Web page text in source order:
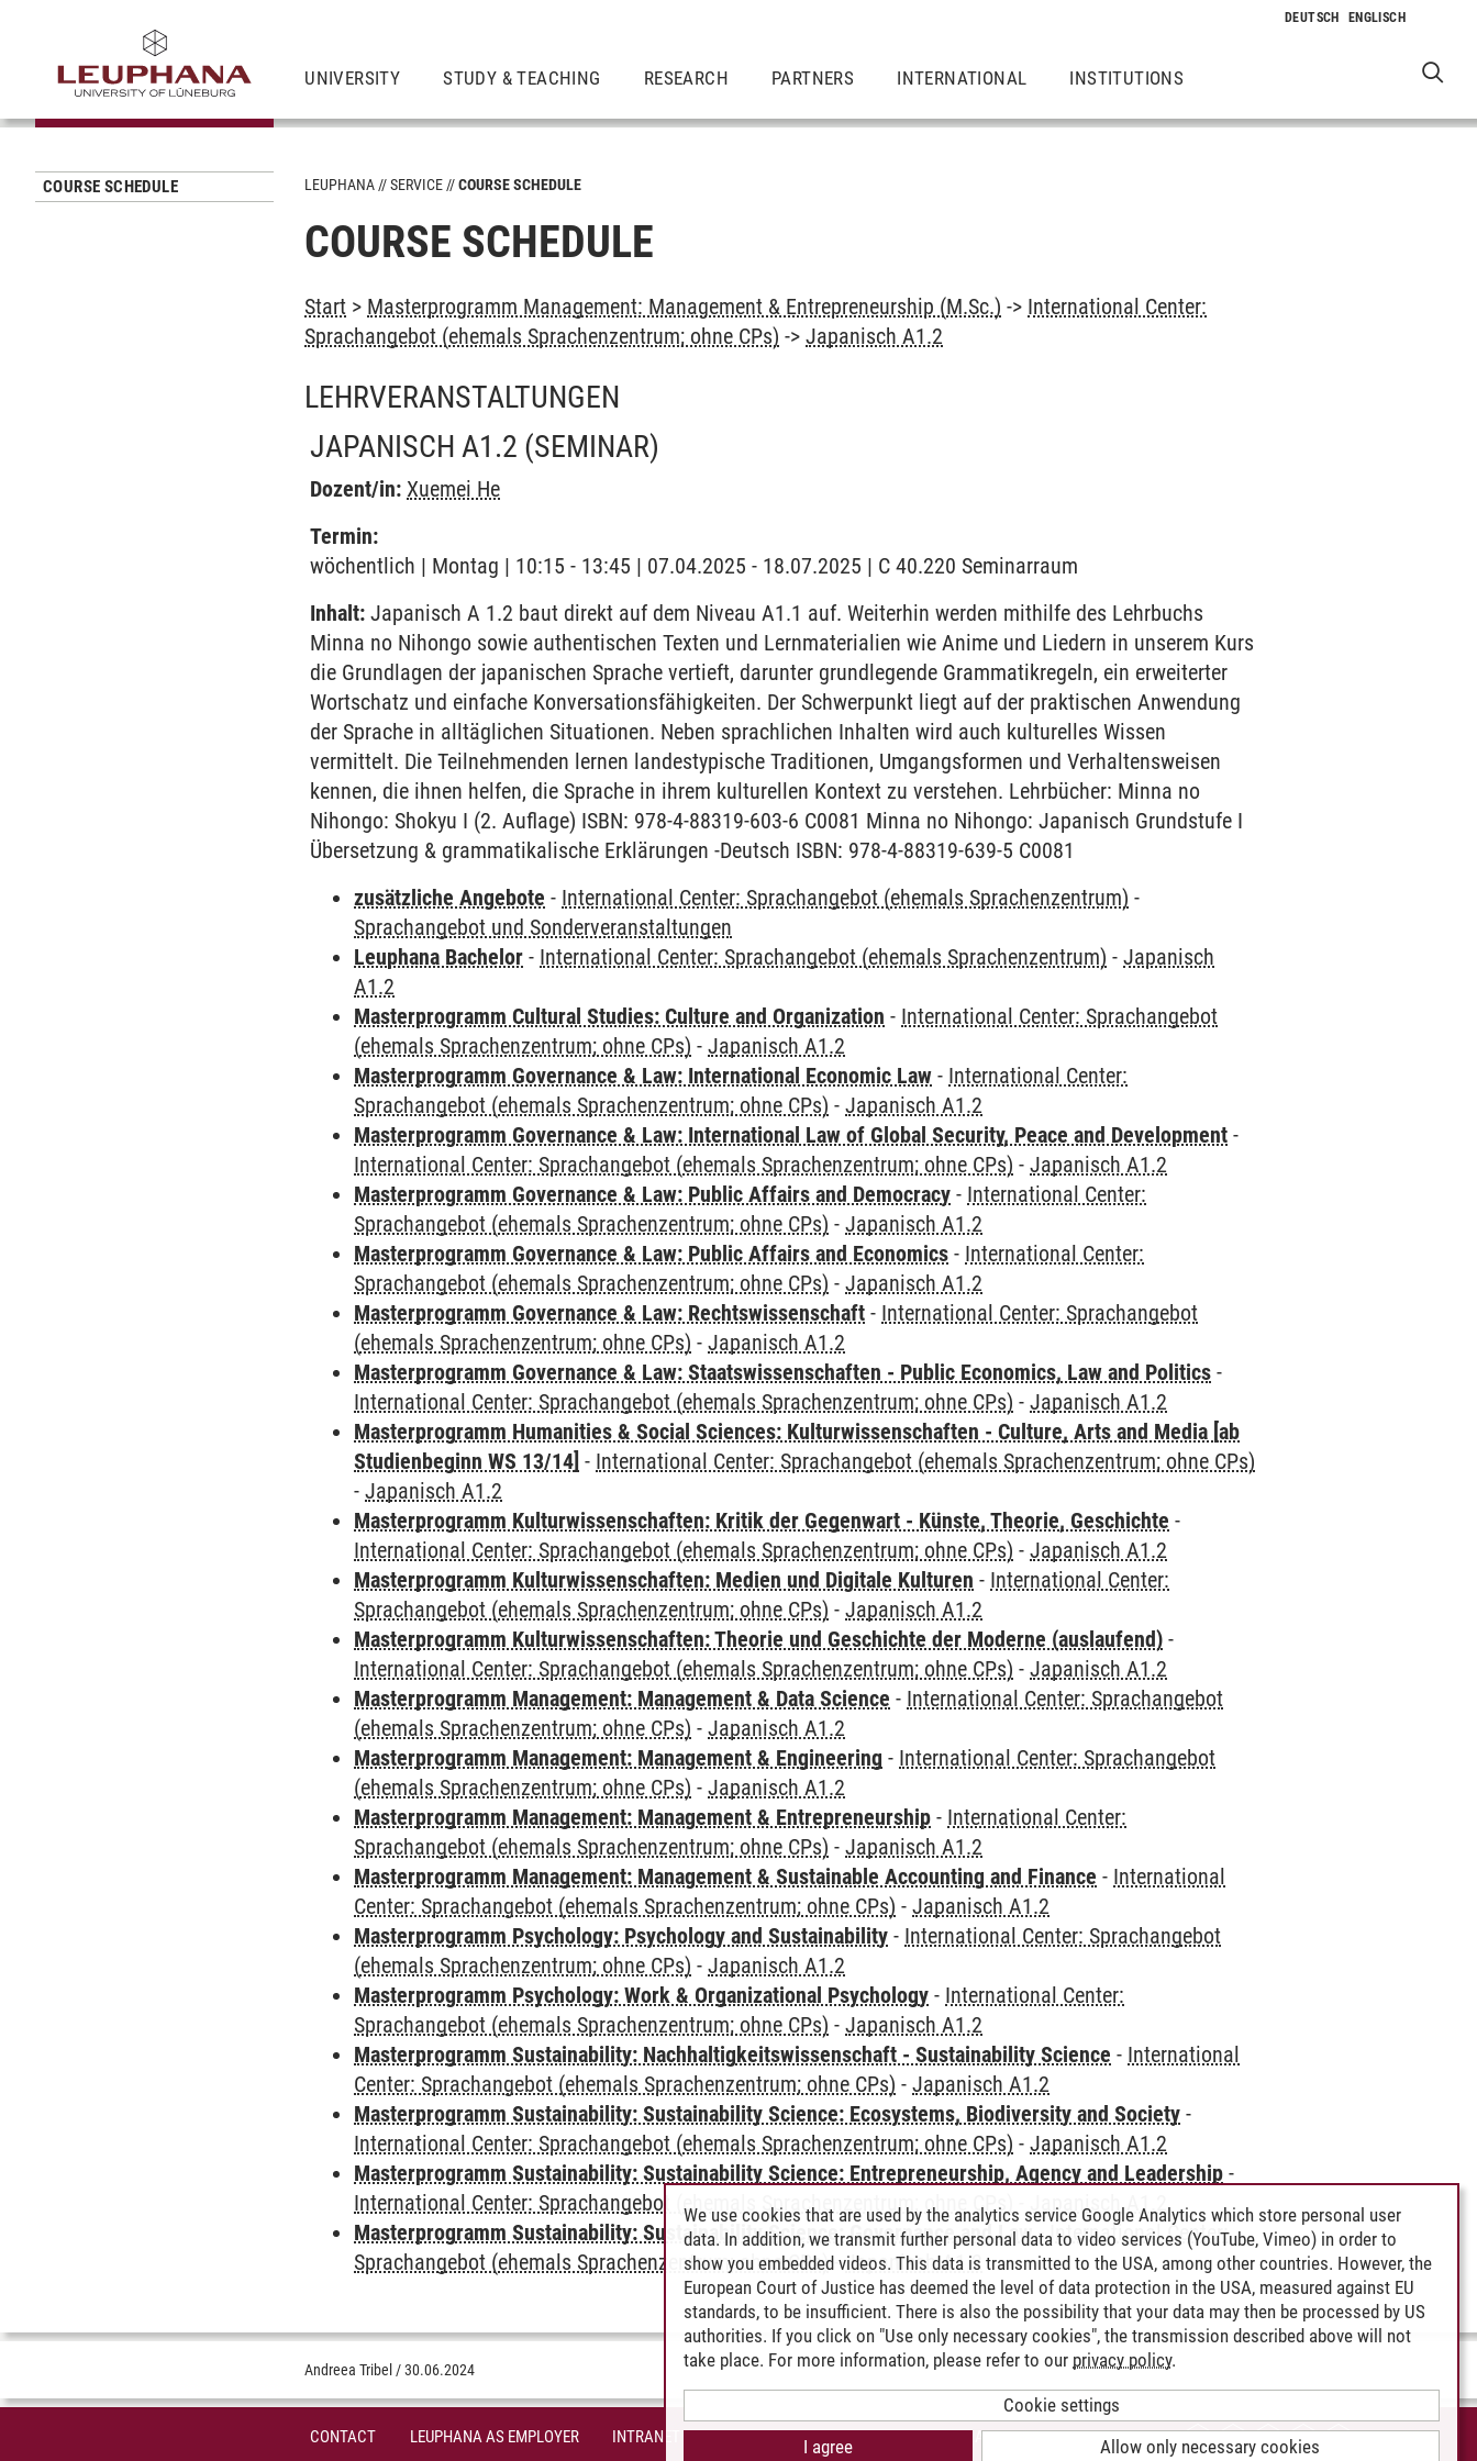
UNIVERSITY STUDY & TEACHING RESEARCH PARTNERS INTERNATIONAL INSTITUTIONS
COURSE SCHEDULE LEUPHANA SERVICE COURSE SCHEDULE
COURSE SCHEDULE
Start > Masterprogramm Management: Management & Entrepreneurship (M.Sc.) -> International Center:
Sprachangebot (ehemals Sprachenzentrum; ohne CPs) ->Japanisch A1.2
LEHRVERANSTALTUNGEN
JAPANISCH A1.2 (SEMINAR)
Dozent/in: Xuemei He
Termin:
wöchentlich | Montag | 10:15 - 13:45 | 07.04.2025 - 18.07.2025 | C 40.220 Seminarraum
Inhalt: Japanisch A 1.2 baut direkt auf dem Niveau A1.1 auf. Weiterhin werden mithilfe des Lehrbuchs
Minna no Nihongo sowie authentischen Texten und Lernmaterialien wie Anime und Liedern in unserem Kurs
die Grundlagen der japanischen Sprache vertieft, darunter grundlegende Grammatikregeln, ein erweiterter
Wortschatz und einfache Konversationsfähigkeiten. Der Schwerpunkt liegt auf der praktischen Anwendung
der Sprache in alltäglichen Situationen. Neben sprachlichen Inhalten wird auch kulturelles Wissen
vermittelt. Die Teilnehmenden lernen landestypische Traditionen, Umgangsformen und Verhaltensweisen
kennen, die ihnen helfen, die Sprache in ihrem kulturellen Kontext zu verstehen. Lehrbücher: Minna no
Nihongo: Shokyu I (2. Auflage) ISBN: 978-4-88319-603-6 C0081 Minna no Nihongo: Japanisch Grundstufe I
Übersetzung & grammatikalische Erklärungen -Deutsch ISBN: 978-4-88319-639-5 C0081
zusätzliche Angebote - International Center: Sprachangebot (ehemals Sprachenzentrum) -
Sprachangebot und Sonderveranstaltungen
Leuphana Bachelor - International Center: Sprachangebot (ehemals Sprachenzentrum) -Japanisch
A1.2
Masterprogramm Cultural Studies: Culture and Organization - International Center: Sprachangebot
(ehemals Sprachenzentrum; ohne CPs) -Japanisch A1.2
Masterprogramm Governance & Law: International Economic Law - International Center:
Sprachangebot (ehemals Sprachenzentrum; ohne CPs) -Japanisch A1.2
Masterprogramm Governance & Law: International Law of Global Security, Peace and Development -
International Center: Sprachangebot (ehemals Sprachenzentrum; ohne CPs) -Japanisch A1.2
Masterprogramm Governance & Law: Public Affairs and Democracy - International Center:
Sprachangebot (ehemals Sprachenzentrum; ohne CPs) -Japanisch A1.2
Masterprogramm Governance & Law: Public Affairs and Economics - International Center:
Sprachangebot (ehemals Sprachenzentrum; ohne CPs) -Japanisch A1.2
Masterprogramm Governance & Law: Rechtswissenschaft - International Center: Sprachangebot
(ehemals Sprachenzentrum; ohne CPs) -Japanisch A1.2
Masterprogramm Governance & Law: Staatswissenschaften - Public Economics, Law and Politics -
International Center: Sprachangebot (ehemals Sprachenzentrum; ohne CPs) -Japanisch A1.2
Masterprogramm Humanities & Social Sciences: Kulturwissenschaften - Culture, Arts and Media [ab
Studienbeginn WS 13/14] - International Center: Sprachangebot (ehemals Sprachenzentrum; ohne CPs)
-Japanisch A1.2
Masterprogramm Kulturwissenschaften: Kritik der Gegenwart - Künste, Theorie, Geschichte -
International Center: Sprachangebot (ehemals Sprachenzentrum; ohne CPs) -Japanisch A1.2
Masterprogramm Kulturwissenschaften: Medien und Digitale Kulturen - International Center:
Sprachangebot (ehemals Sprachenzentrum; ohne CPs) -Japanisch A1.2
Masterprogramm Kulturwissenschaften: Theorie und Geschichte der Moderne (auslaufend) -
International Center: Sprachangebot (ehemals Sprachenzentrum; ohne CPs) -Japanisch A1.2
Masterprogramm Management: Management & Data Science - International Center: Sprachangebot
(ehemals Sprachenzentrum; ohne CPs) -Japanisch A1.2
Masterprogramm Management: Management & Engineering - International Center: Sprachangebot
(ehemals Sprachenzentrum; ohne CPs) -Japanisch A1.2
Masterprogramm Management: Management & Entrepreneurship - International Center:
Sprachangebot (ehemals Sprachenzentrum; ohne CPs) -Japanisch A1.2
Masterprogramm Management: Management & Sustainable Accounting and Finance - International
Center: Sprachangebot (ehemals Sprachenzentrum; ohne CPs) -Japanisch A1.2
Masterprogramm Psychology: Psychology and Sustainability - International Center: Sprachangebot
(ehemals Sprachenzentrum; ohne CPs) -Japanisch A1.2
Masterprogramm Psychology: Work & Organizational Psychology - International Center:
Sprachangebot (ehemals Sprachenzentrum; ohne CPs) -Japanisch A1.2
Masterprogramm Sustainability: Nachhaltigkeitswissenschaft - Sustainability Science - International
Center: Sprachangebot (ehemals Sprachenzentrum; ohne CPs) -Japanisch A1.2
Masterprogramm Sustainability: Sustainability Science: Ecosystems, Biodiversity and Society -
International Center: Sprachangebot (ehemals Sprachenzentrum; ohne CPs) -Japanisch A1.2
Masterprogramm Sustainability: Sustainability Science: Entrepreneurship, Agency and Leadership -
International Center: Sprachangebot (ehemals Sprachenzentrum; ohne CPs)
Japanisch A1.2
Masterprogramm Sustainability: Sustainability Science: Governance and Law-International Center:
Sprachangebot (ehemals Sprachenzentrum; ohne CPs)-Japanisch A1.2
Andreea Tribel /30.06.2024
CONTACT LEUPHANA AS EMPLOYER INTRANET SITE NOTICE PRIVACY POLICY
ACCESSIBILITY
We use cookies that are used by the analytics service Google Analytics which store personal user
data. In addition, we transmit further personal data to video services (YouTube, Vimeo) in order to
show you embedded videos. This data is transmitted to the USA, among other countries. However, the
European Court of Justice has deemed the level of data protection in the USA, measured against EU
standards, to be insufficient. There is also the possibility that your data may then be processed by US
authorities. If you click on "Use only necessary cookies", the transmission described above will not
take place. For more information, please refer to our privacy policy.
Cookie settings
Allow only necessary cookies
I agree